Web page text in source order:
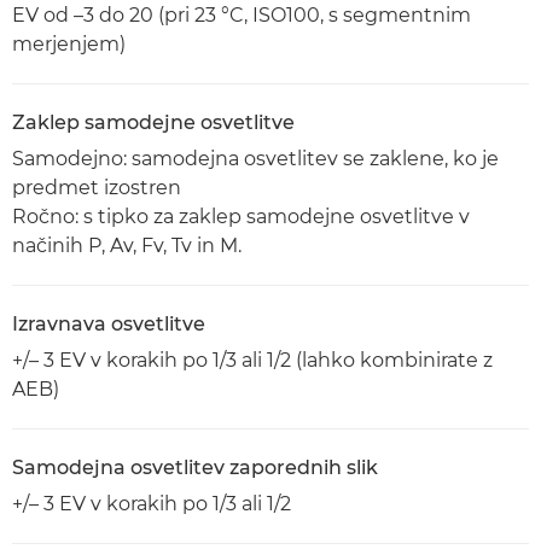
EV od –3 do 20 (pri 23 °C, ISO100, s segmentnim
merjenjem)
Zaklep samodejne osvetlitve
Samodejno: samodejna osvetlitev se zaklene, ko je
predmet izostren
Ročno: s tipko za zaklep samodejne osvetlitve v
načinih P, Av, Fv, Tv in M.
Izravnava osvetlitve
+/– 3 EV v korakih po 1/3 ali 1/2 (lahko kombinirate z
AEB)
Samodejna osvetlitev zaporednih slik
+/– 3 EV v korakih po 1/3 ali 1/2